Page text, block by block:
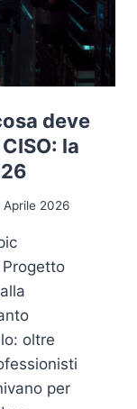
deve
la
Aprile 2026
oltre
per